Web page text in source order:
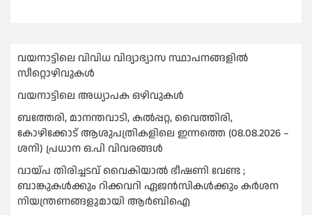
വയനാട്ടിലെ വിവിധ വിദ്യാഭ്യാസ സ്ഥാപനങ്ങളിൽ
സീറ്റൊഴിവുകൾ
വയനാട്ടിലെ അധ്യാപക ഒഴിവുകൾ
ബത്തേരി, മാനന്തവാടി, കൽപ്പറ്റ, വൈത്തിരി,
കോഴിക്കോട് ആശുപത്രികളിലെ ഇന്നത്തെ (08.08.2026 –
ശനി) പ്രധാന ഒ.പി വിവരങ്ങൾ
വായ്പ തിരിച്ചടവ് വൈകിയാല്‍ ഭീഷണി വേണ്ട ;
ബാങ്കുകള്‍ക്കും റിക്കവറി ഏജൻസികള്‍ക്കും കര്‍ശന
നിയന്ത്രണങ്ങളുമായി ആര്‍ബിഐ